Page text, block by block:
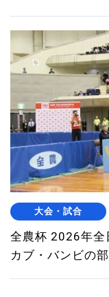
大会・試合
全農杯 2026年全
カブ・バンビの